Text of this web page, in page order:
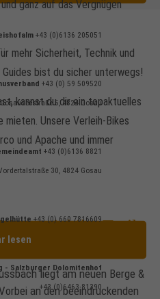
ganz auf das Vergnügen
mehr Sicherheit, Technik und
bist du sicher unterwegs!
kannst du dir ein topaktuelles
mieten. Unsere Verleih-Bikes
und Apache und immer
lesen
+43 (0)6136 205051
+43 (0) 59 509520
Gosauseestraße 5, 4824 Gosau
+43 (0)6136 8821
30, 4824 Gosau
+43 (0) 660 7816609
- Salzburger Dolomitenhof
+43 (0)6463 81390
Trail
liegt am neuen Berge &
an den beeindruckenden